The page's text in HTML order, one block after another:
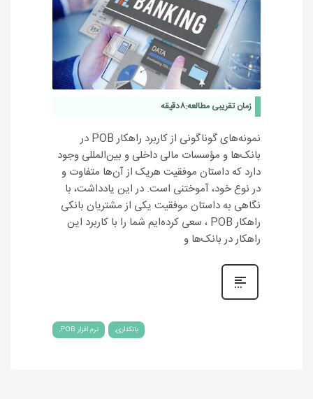
زمان تقریبی مطالعه:8دقیقه
نمونه‌های گوناگونی از کاربرد راهکار POB در
بانک‌ها و مؤسسات مالی داخلی و بین‌المللی وجود
دارد که داستان موفقیت هریک از آن‌ها متفاوت و
در نوع خود، آموختنی است. در این یادداشت، با
نگاهی به داستان موفقیت یکی از مشتریان بانکی
راهکار POB ، سعی کرده‌ایم شما را با کاربرد این
راهکار در بانک‌ها و
بانکداری نرم افزار POB